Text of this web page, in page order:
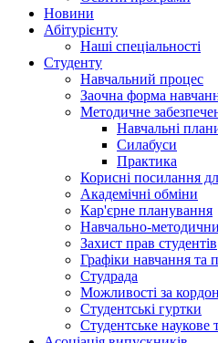
Hовини
Абітурієнту
Наші спеціальності
Студенту
Навчальний процес
Заочна форма
Методичне
Навчальні
Силабуси
Практика
Корисні посилання
Академічні обміни
Кар'єрне планування
Навчально-
Захист прав студентів
Графіки навчання та
Студрада
Можливості за
Студентські гуртки
Студентське наукове